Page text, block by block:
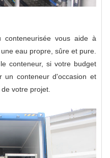
conteneurisée vous aide à
eau propre, sûre et pure.
conteneur, si votre budget
un conteneur d'occasion et
votre projet.